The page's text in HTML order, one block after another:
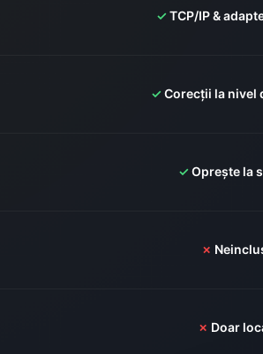
✓TCP/IP &
✓Corecții la nivel
✓Oprește la
✗
✗ Doar